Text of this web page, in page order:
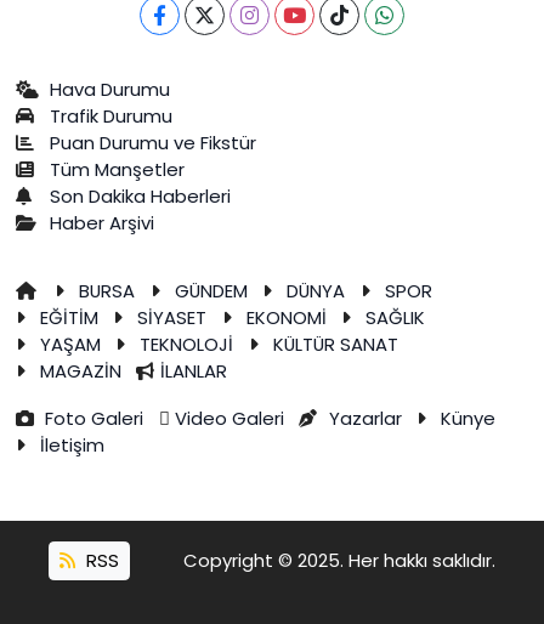
Hava Durumu
Trafik Durumu
Puan Durumu ve Fikstür
Tüm Manşetler
Son Dakika Haberleri
Haber Arşivi
BURSA GÜNDEM DÜNYA
SPOR
EĞİTİM
SİYASET EKONOMİ
SAĞLIK
YAŞAM
TEKNOLOJİ
KÜLTÜR SANAT
MAGAZİN
İLANLAR
Foto Galeri
Video Galeri Yazarlar
Künye
İletişim
RSS Copyright © 2025. Her hakkı saklıdır.